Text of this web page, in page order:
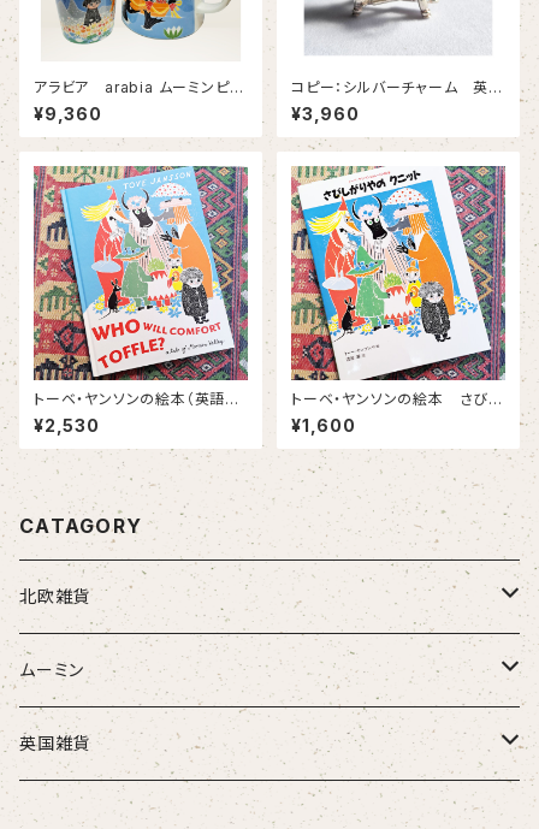
アラビア arabia ムーミンピッ
チャー 【フレンドシップ さびし
がりやのクニット】
¥9,360
コピー：シルバーチャーム 英国
製 【シルバー925製品】 ４種類
掲載
¥3,960
トーベ・ヤンソンの絵本（英語
版） WHO WILL COMFORT
TOFFLE？ さびしがりやのク
ニット
¥2,530
トーベ・ヤンソンの絵本 さびし
がりやのクニット 日本語版
講談社刊
¥1,600
CATAGORY
北欧雑貨
トムテ
トロール
陶器
ムーミン
アラビアマグカップ
アラビアピッチャー
英国雑貨
ミニミニテディベア